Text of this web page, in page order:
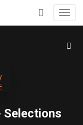
+
Selections